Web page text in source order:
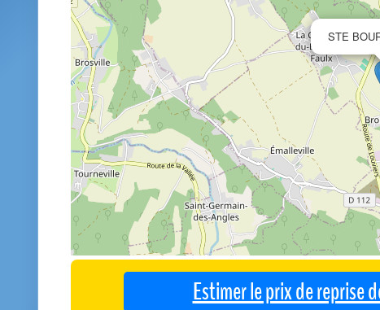
STE
Estimer le prix de reprise